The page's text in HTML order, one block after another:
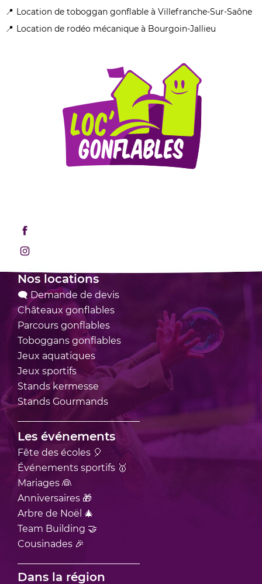
Location de toboggan gonflable à Villefranche-Sur-Saône
Location de rodéo mécanique à Bourgoin-Jallieu
Nos locations
🗨 Demande de devis
Châteaux gonflables
Parcours gonflables
Toboggans gonflables
Jeux aquatiques
Jeux sportifs
Standskermesse
Stands Gourmands
Les événements
Fête des écoles 🎈
Événements sportifs 🥇
Mariages 👰
Anniversaires 🎁
Arbre de Noël 🎄
Team Building 🤝
Cousinades 🎉
Dans la région